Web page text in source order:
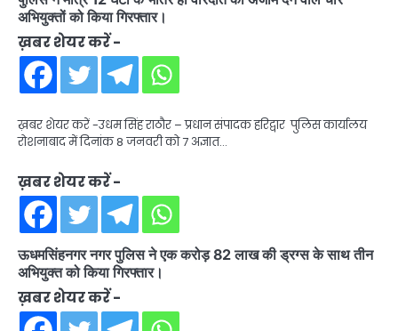
अभियुक्तों को किया गिरफ्तार।
ख़बर शेयर करें -
ख़बर शेयर करें -उधम सिंह राठौर – प्रधान संपादक हरिद्वार पुलिस कार्यालय
रोशनाबाद में दिनांक 8 जनवरी को 7 अज्ञात…
ख़बर शेयर करें -
ऊधमसिंहनगर नगर पुलिस ने एक करोड़ 82 लाख की ड्रग्स के साथ तीन
अभियुक्त को किया गिरफ्तार।
ख़बर शेयर करें -